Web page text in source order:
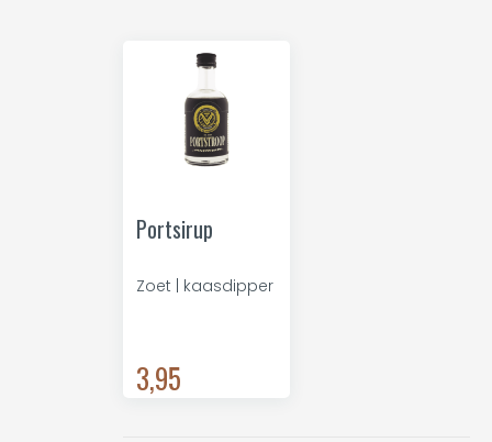
Portsirup
Zoet | kaasdipper
3,95